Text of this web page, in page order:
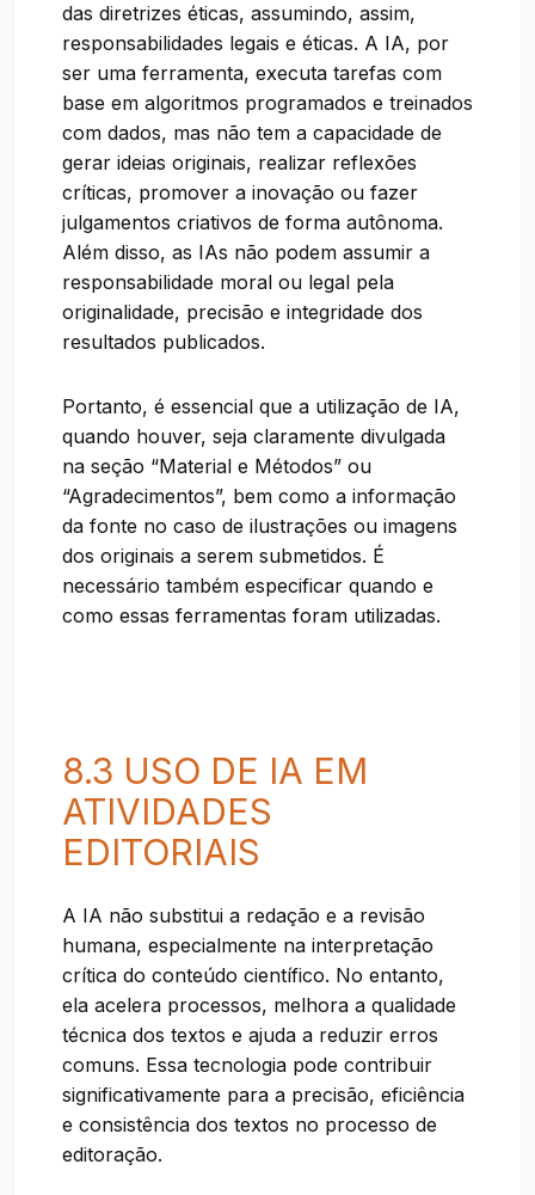
das diretrizes éticas, assumindo, assim,
responsabilidades legais e éticas. A IA, por
ser uma ferramenta, executa tarefas com
base em algoritmos programados e treinados
com dados, mas não tem a capacidade de
gerar ideias originais, realizar reflexões
críticas, promover a inovação ou fazer
julgamentos criativos de forma autônoma.
Além disso, as IAs não podem assumir a
responsabilidade moral ou legal pela
originalidade, precisão e integridade dos
resultados publicados.
Portanto, é essencial que a utilização de IA,
quando houver, seja claramente divulgada
na seção “Material e Métodos” ou
“Agradecimentos”, bem como a informação
da fonte no caso de ilustrações ou imagens
dos originais a serem submetidos. É
necessário também especificar quando e
como essas ferramentas foram utilizadas.
8.3 USO DE IA EM
ATIVIDADES
EDITORIAIS
A IA não substitui a redação e a revisão
humana, especialmente na interpretação
crítica do conteúdo científico. No entanto,
ela acelera processos, melhora a qualidade
técnica dos textos e ajuda a reduzir erros
comuns. Essa tecnologia pode contribuir
significativamente para a precisão, eficiência
e consistência dos textos no processo de
editoração.